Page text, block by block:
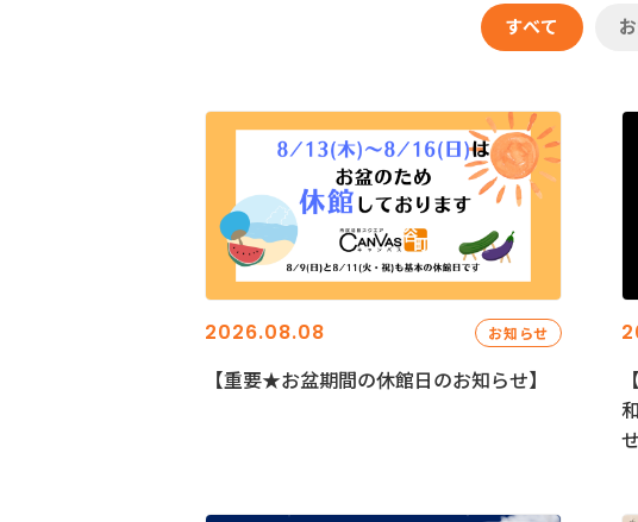
すべて
2026.08.08 お知らせ
【重要★お盆期間の休館日のお知らせ】